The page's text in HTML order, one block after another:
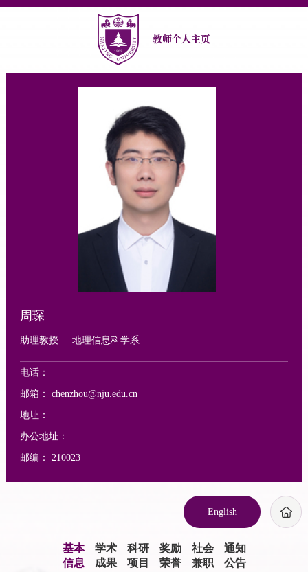
教师个人主页
周琛
助理教授 地理信息科学系
电话：
邮箱： chenzhou@nju.edu.cn
地址：
办公地址：
邮编： 210023
基本
信息
学术
成果
科研
项目
奖励
荣誉
社会
兼职
通知
公告
English